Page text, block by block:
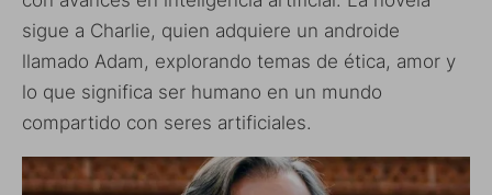
sigue a Charlie, quien adquiere un androide
llamado Adam, explorando temas de ética, amor y
lo que significa ser humano en un mundo
compartido con seres artificiales.